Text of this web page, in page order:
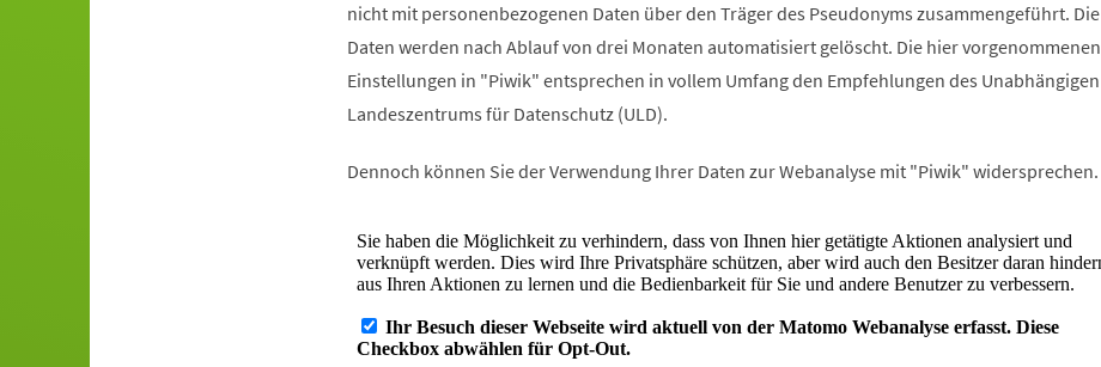
nicht mit personenbezogenen Daten über den Träger des Pseudonyms zusammengeführt. Die
Daten werden nach Ablauf von drei Monaten automatisiert gelöscht. Die hier vorgenommenen
Einstellungen in "Piwik" entsprechen in vollem Umfang den Empfehlungen des Unabhängigen
Landeszentrums für Datenschutz (ULD).
Dennoch können Sie der Verwendung Ihrer Daten zur Webanalyse mit "Piwik" widersprechen.